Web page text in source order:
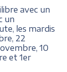
avec un
un
les mardis
22
10
et 1er